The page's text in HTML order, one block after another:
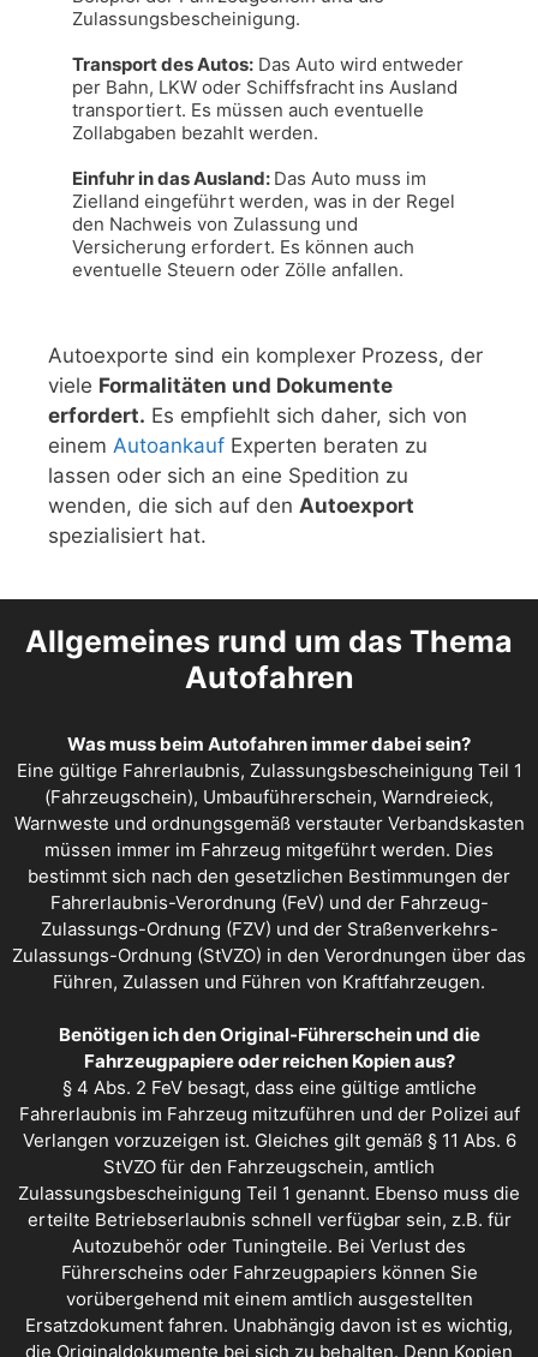
Zulassungsbescheinigung.
Transport des Autos: Das Auto wird entweder
per Bahn, LKW oder Schiffsfracht ins Ausland
transportiert. Es müssen auch eventuelle
Zollabgaben bezahlt werden.
Einfuhr in das Ausland: Das Auto muss im
Zielland eingeführt werden, was in der Regel
den Nachweis von Zulassung und
Versicherung erfordert. Es können auch
eventuelle Steuern oder Zölle anfallen.
Autoexporte sind ein komplexer Prozess, der
viele Formalitäten und Dokumente
erfordert. Es empfiehlt sich daher, sich von
einem Autoankauf Experten beraten zu
lassen oder sich an eine Spedition zu
wenden, die sich auf den Autoexport
spezialisiert hat.
Allgemeines rund um das Thema
Autofahren
Was muss beim Autofahren immer dabei sein?
Eine gültige Fahrerlaubnis, Zulassungsbescheinigung Teil 1
(Fahrzeugschein), Umbauführerschein, Warndreieck,
Warnweste und ordnungsgemäß verstauter Verbandskasten
müssen immer im Fahrzeug mitgeführt werden. Dies
bestimmt sich nach den gesetzlichen Bestimmungen der
Fahrerlaubnis-Verordnung (FeV) und der Fahrzeug-
Zulassungs-Ordnung (FZV) und der Straßenverkehrs-
Zulassungs-Ordnung (StVZO) in den Verordnungen über das
Führen, Zulassen und Führen von Kraftfahrzeugen.
Benötigen ich den Original-Führerschein und die
Fahrzeugpapiere oder reichen Kopien aus?
§ 4 Abs. 2 FeV besagt, dass eine gültige amtliche
Fahrerlaubnis im Fahrzeug mitzuführen und der Polizei auf
Verlangen vorzuzeigen ist. Gleiches gilt gemäß § 11 Abs. 6
StVZO für den Fahrzeugschein, amtlich
Zulassungsbescheinigung Teil 1 genannt. Ebenso muss die
erteilte Betriebserlaubnis schnell verfügbar sein, z.B. für
Autozubehör oder Tuningteile. Bei Verlust des
Führerscheins oder Fahrzeugpapiers können Sie
vorübergehend mit einem amtlich ausgestellten
Ersatzdokument fahren. Unabhängig davon ist es wichtig,
die Originaldokumente bei sich zu behalten. Denn Kopien